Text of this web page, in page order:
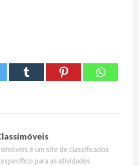
é um site de classificados
para as atividades